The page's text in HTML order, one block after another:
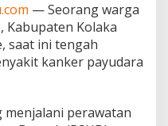
— Seorang warga
Kabupaten Kolaka
saat ini tengah
kanker payudara
menjalani perawatan